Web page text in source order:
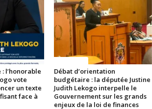
l’honorable
vote
un texte
face à
Débat d’orientation
budgétaire : la députée Justine
Judith Lekogo interpelle le
Gouvernement sur les grands
enjeux de la loi de finances